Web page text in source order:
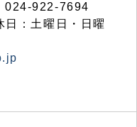
024-922-7694
：土曜日・日曜